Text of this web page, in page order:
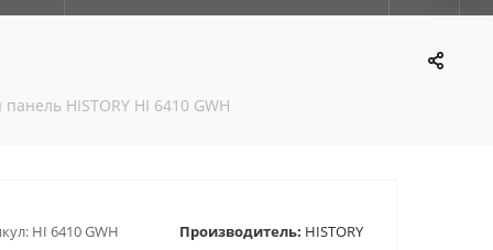
HISTORY HI 6410 GWH
HI 6410 GWH Производитель: HISTORY